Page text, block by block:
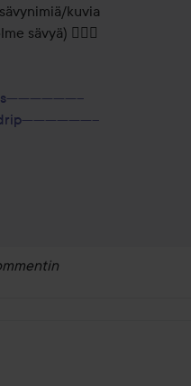
kuvia
sävyä) 🕵🏼‍♀️